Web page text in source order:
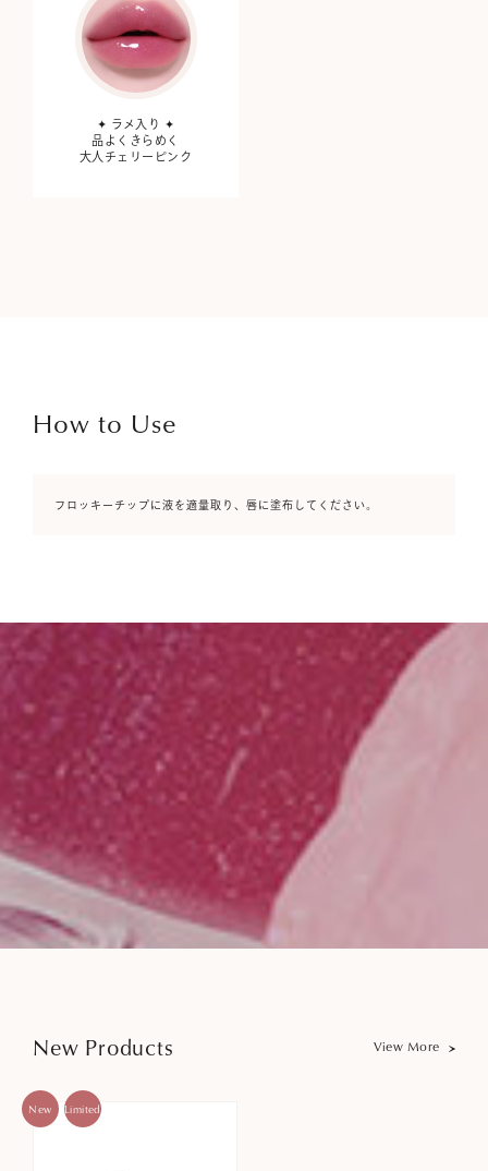
✦ ラメ入り ✦
品よくきらめく
大人チェリーピンク
How to Use
フロッキーチップに液を適量取り、唇に塗布してください。
New Products View More
New Limited